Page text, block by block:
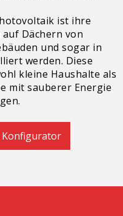
ist ihre
Dächern von
und sogar in
werden. Diese
kleine Haushalte als
mit sauberer Energie
Konfigurator